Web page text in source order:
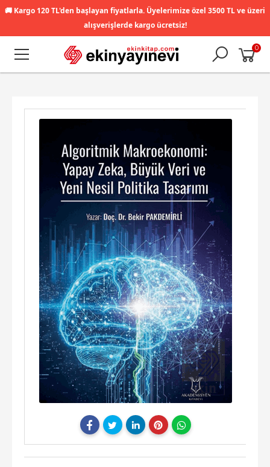
🚚 Kargo 120 TL'den başlayan fiyatlarla. Üyelerimize özel 3500 TL ve üzeri
alışverişlerde kargo ücretsiz!
0